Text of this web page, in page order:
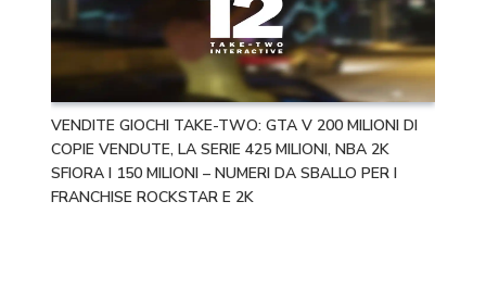
VENDITE GIOCHI TAKE-TWO: GTA V 200 MILIONI DI
COPIE VENDUTE, LA SERIE 425 MILIONI, NBA 2K
SFIORA I 150 MILIONI – NUMERI DA SBALLO PER I
FRANCHISE ROCKSTAR E 2K